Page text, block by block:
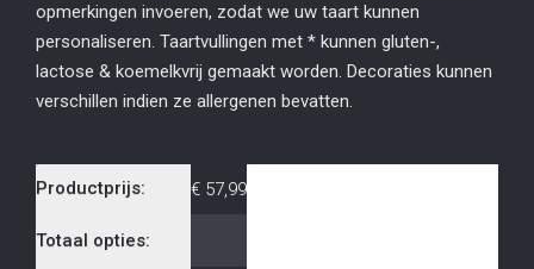
opmerkingen invoeren, zodat we uw taart kunnen
personaliseren. Taartvullingen met * kunnen gluten-,
lactose & koemelkvrij gemaakt worden. Decoraties kunnen
verschillen indien ze allergenen bevatten.
Productprijs: € 57,99
Totaal opties: